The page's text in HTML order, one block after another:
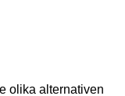
olika alternativen